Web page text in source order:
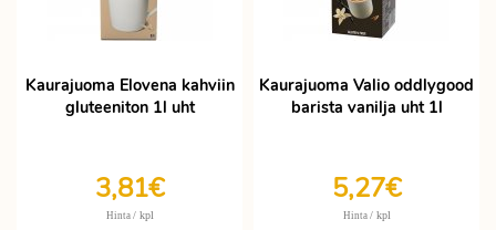
Kaurajuoma Elovena kahviin
gluteeniton 1l uht
3,81€
Hinta / kpl
Kaurajuoma Valio oddlygood
barista vanilja uht 1l
5,27€
Hinta / kpl